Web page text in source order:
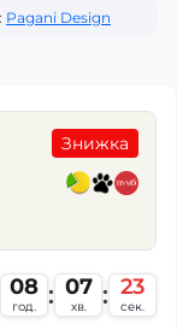
Pagani Design
Знижка
08
год. : 07
хв. : 22
сек.